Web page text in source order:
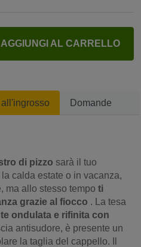
AGGIUNGI AL CARRELLO
Domande
di pizzo sarà il tuo
calda estate o in vacanza,
ma allo stesso tempo ti
grazie al fiocco . La tesa
ondulata e rifinita con
antisudore, è presente un
la taglia del cappello. Il